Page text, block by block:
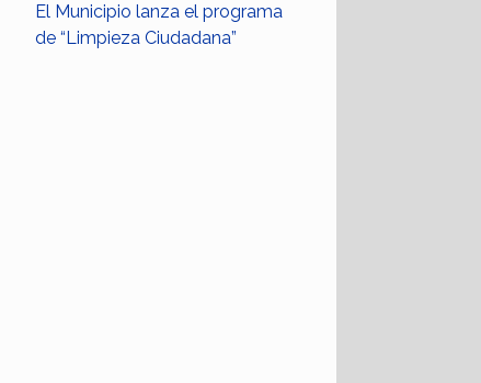
El Municipio lanza el programa
de “Limpieza Ciudadana”